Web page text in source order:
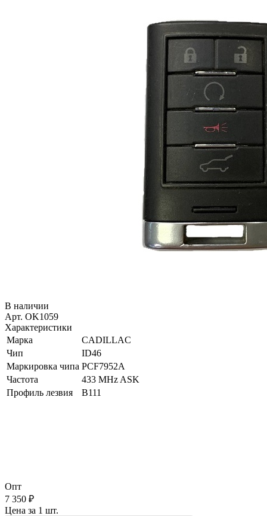
В наличии
Арт. OK1059
Характеристики
Марка
CADILLAC
Чип
ID46
Маркировка чипа PCF7952A
Частота
433 MHz ASK
Профиль лезвия
B111
Опт
7 350 ₽
Цена за 1 шт.